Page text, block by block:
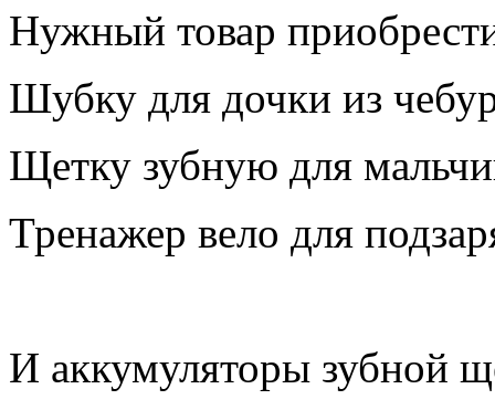
Нужный товар
Шубку для дочки из
Щетку зубную для
Тренажер вело для
И аккумуляторы зубной